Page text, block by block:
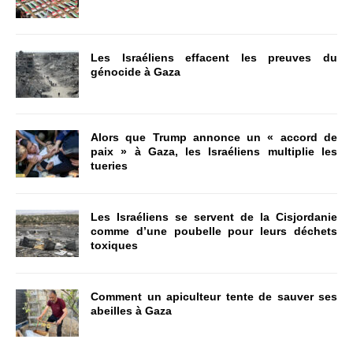
Les Israéliens effacent les preuves du
génocide à Gaza
Alors que Trump annonce un « accord de
paix » à Gaza, les Israéliens multiplie les
tueries
Les Israéliens se servent de la Cisjordanie
comme d’une poubelle pour leurs déchets
toxiques
Comment un apiculteur tente de sauver ses
abeilles à Gaza